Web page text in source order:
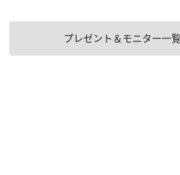
プレゼント＆モニター一